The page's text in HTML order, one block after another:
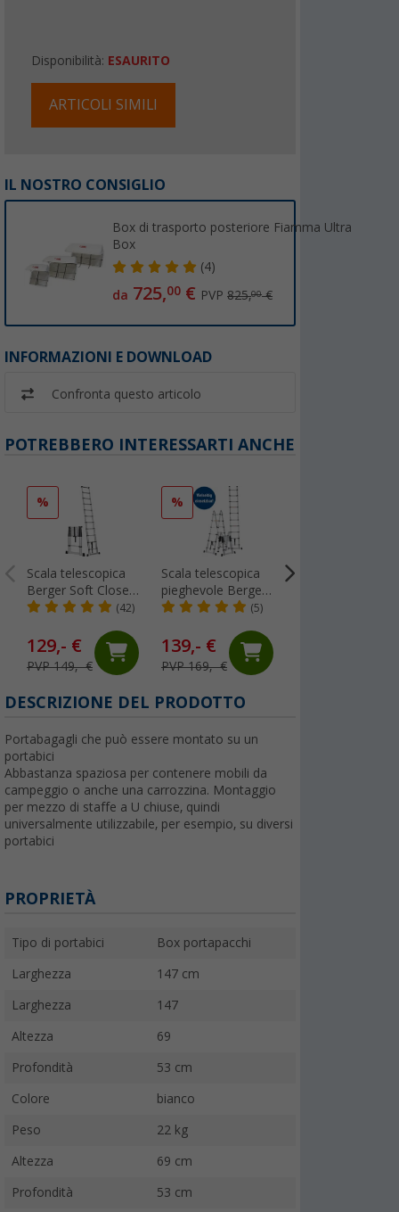
Disponibilità: ESAURITO
ARTICOLI SIMILI
IL NOSTRO CONSIGLIO
Box di trasporto posteriore Fiamma Ultra
Box
(4)
da 725,00 € PVP825,00€
INFORMAZIONI E DOWNLOAD
Confronta questo articolo
POTREBBERO INTERESSARTI ANCHE
%
Scala telescopica
Berger Soft Close
in alluminio 3,2 m(42)
129,- €
PVP 149,- €
%
Scala telescopica
pieghevole Berger
da 2,5 metri
(5)
139,- €
PVP 169,- €
DESCRIZIONE DEL PRODOTTO
Portabagagli che può essere montato su un
portabici
Abbastanza spaziosa per contenere mobili da
campeggio o anche una carrozzina. Montaggio
per mezzo di staffe a U chiuse, quindi
universalmente utilizzabile, per esempio, su diversi
portabici
PROPRIETÀ
Tipo di portabici Box portapacchi
Larghezza 147 cm
Larghezza 147
Altezza 69
Profondità 53 cm
Colore bianco
Peso 22 kg
Altezza 69 cm
Profondità 53 cm